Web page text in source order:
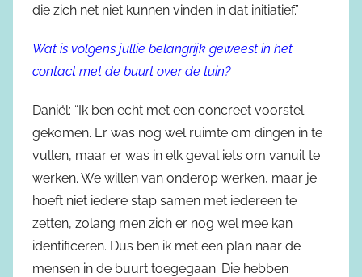
die zich net niet kunnen vinden in dat initiatief.”
Wat is volgens jullie belangrijk geweest in het
contact met de buurt over de tuin?
Daniël: “Ik ben echt met een concreet voorstel
gekomen. Er was nog wel ruimte om dingen in te
vullen, maar er was in elk geval iets om vanuit te
werken. We willen van onderop werken, maar je
hoeft niet iedere stap samen met iedereen te
zetten, zolang men zich er nog wel mee kan
identificeren. Dus ben ik met een plan naar de
mensen in de buurt toegegaan. Die hebben